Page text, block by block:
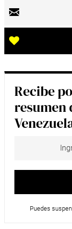
Recibe
resumen
Puedes